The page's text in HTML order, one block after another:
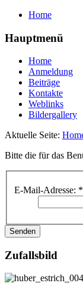
Home
Hauptmenü
Home
Anmeldung
Beiträge
Kontakte
Weblinks
Bildergallery
Aktuelle Seite:
Bitte die für das
E-Mail-Adresse: *
Senden
Zufallsbild